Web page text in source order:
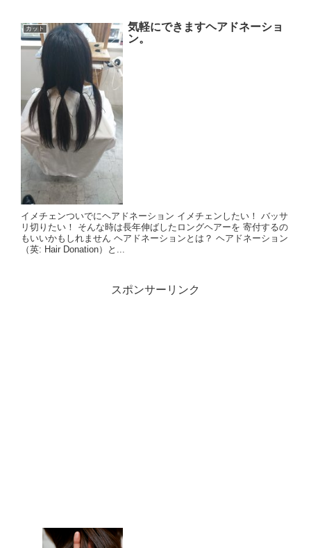
カット
気軽にできますヘアドネーショ
ン。
イメチェンついでにヘアドネーション イメチェンしたい！ バッサ
リ切りたい！ そんな時は長年伸ばしたロングヘアーを 寄付するの
もいいかもしれません ヘアドネーションとは？ ヘアドネーション
（英: Hair Donation）と...
スポンサーリンク